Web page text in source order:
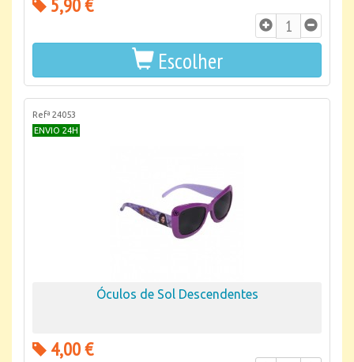
5,90 €
Escolher
Refª 24053
ENVIO 24H
Óculos de Sol Descendentes
4,00 €